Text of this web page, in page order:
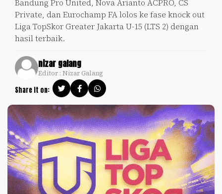
Bandung Pro United, Nova Arianto ACPRO, CS
Private, dan Eurochamp FA lolos ke fase knock out
Liga TopSkor Greater Jakarta U-15 (LTS 2) dengan
hasil terbaik.
nizar galang
Editor : Nizar Galang
Share it on:
+
Timnas
Indonesia
SKOR
SPECIAL
Video
Disclaimer
Tentang